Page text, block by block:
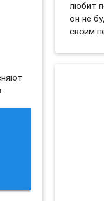
любит
он не
своим